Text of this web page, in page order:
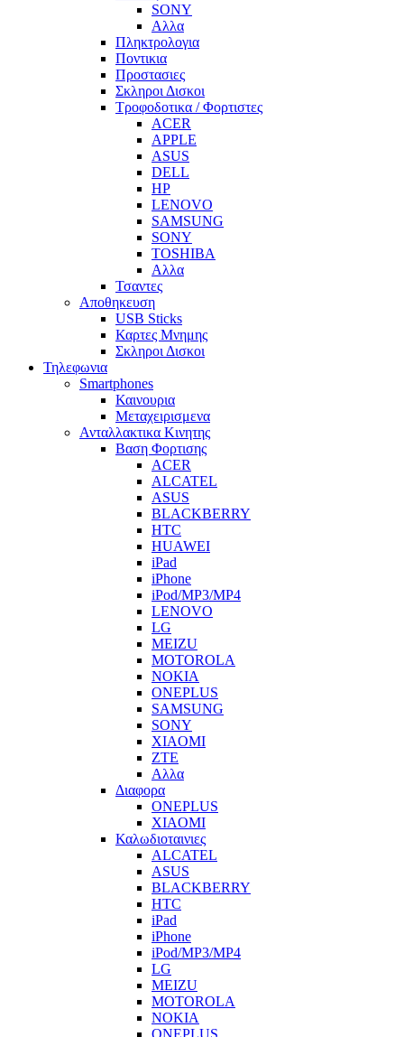
SONY
Αλλα
Πληκτρολογια
Ποντικια
Προστασιες
Σκληροι Δισκοι
Τροφοδοτικα / Φορτιστες
ACER
APPLE
ASUS
DELL
HP
LENOVO
SAMSUNG
SONY
TOSHIBA
Αλλα
Τσαντες
Αποθηκευση
USB Sticks
Καρτες Μνημης
Σκληροι Δισκοι
Τηλεφωνια
Smartphones
Καινουρια
Μεταχειρισμενα
Ανταλλακτικα Κινητης
Βαση Φορτισης
ACER
ALCATEL
ASUS
BLACKBERRY
HTC
HUAWEI
iPad
iPhone
iPod/MP3/MP4
LENOVO
LG
MEIZU
MOTOROLA
NOKIA
ONEPLUS
SAMSUNG
SONY
XIAOMI
ZTE
Αλλα
Διαφορα
ONEPLUS
XIAOMI
Καλωδιοταινιες
ALCATEL
ASUS
BLACKBERRY
HTC
iPad
iPhone
iPod/MP3/MP4
LG
MEIZU
MOTOROLA
NOKIA
ONEPLUS